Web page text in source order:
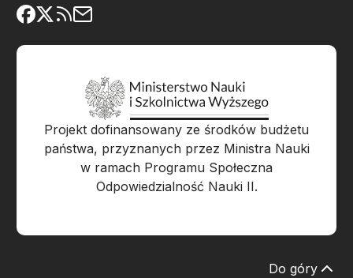
Projekt dofinansowany ze środków budżetu
państwa, przyznanych przez Ministra Nauki
w ramach Programu Społeczna
Odpowiedzialność Nauki II.
Do góry